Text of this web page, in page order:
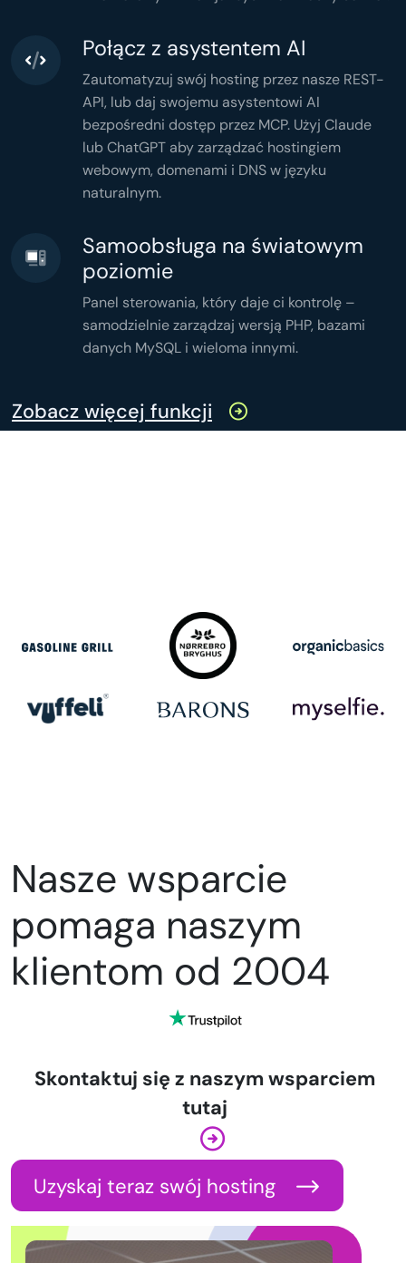
Połącz z asystentem AI
Zautomatyzuj swój hosting przez nasze REST-
API, lub daj swojemu asystentowi AI
bezpośredni dostęp przez MCP. Użyj Claude
lub ChatGPT aby zarządzać hostingiem
webowym, domenami i DNS w języku
naturalnym.
Samoobsługa na światowym
poziomie
Panel sterowania, który daje ci kontrolę –
samodzielnie zarządzaj wersją PHP, bazami
danych MySQL i wieloma innymi.
Zobacz więcej funkcji
header('Cache-Control: no-store'
);
echo json_encode( $stats ,
Nasze wsparcie
pomaga naszym
klientom od 2004
Skontaktuj się z naszym wsparciem
tutaj
Uzyskaj teraz swój hosting